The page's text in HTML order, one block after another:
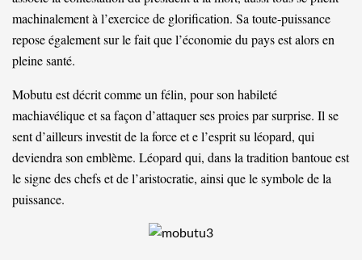
machinalement à l’exercice de glorification. Sa toute-puissance
repose également sur le fait que l’économie du pays est alors en
pleine santé.
Mobutu est décrit comme un félin, pour son habileté
machiavélique et sa façon d’attaquer ses proies par surprise. Il se
sent d’ailleurs investit de la force et e l’esprit su léopard, qui
deviendra son emblème. Léopard qui, dans la tradition bantoue est
le signe des chefs et de l’aristocratie, ainsi que le symbole de la
puissance.